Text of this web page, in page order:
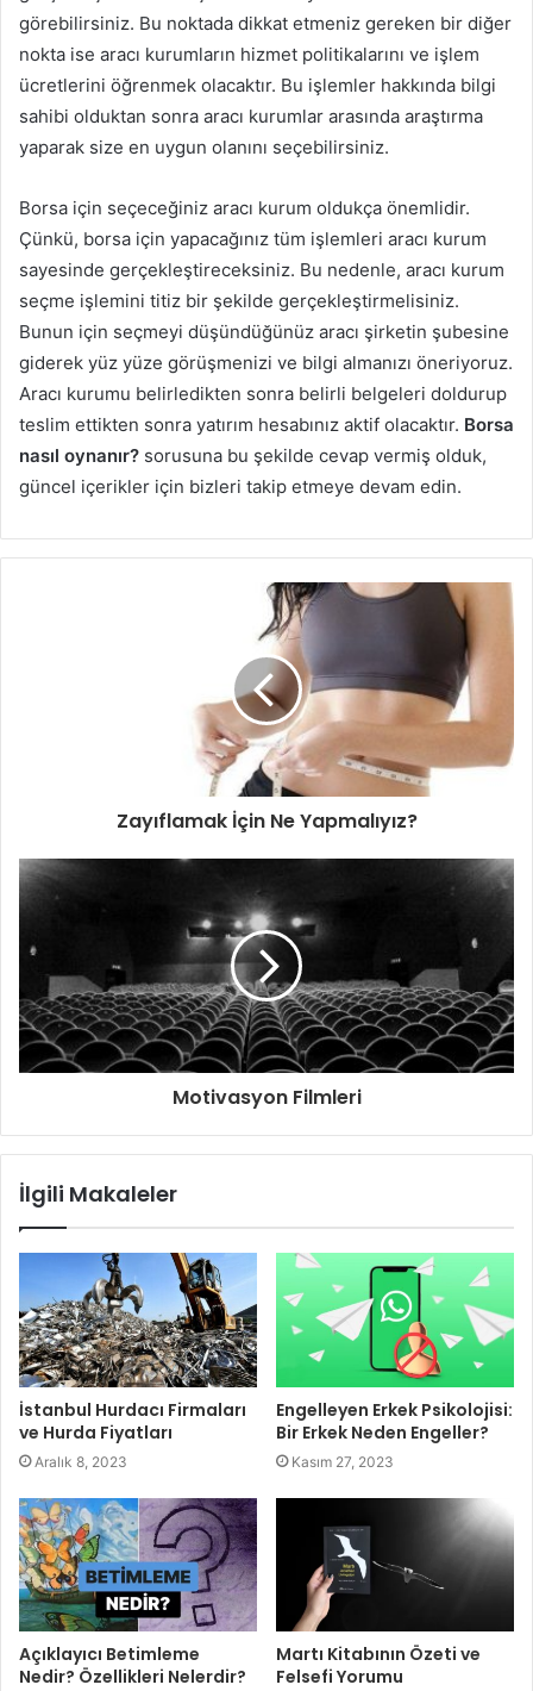
görebilirsiniz. Bu noktada dikkat etmeniz gereken bir diğer
nokta ise aracı kurumların hizmet politikalarını ve işlem
ücretlerini öğrenmek olacaktır. Bu işlemler hakkında bilgi
sahibi olduktan sonra aracı kurumlar arasında araştırma
yaparak size en uygun olanını seçebilirsiniz.
Borsa için seçeceğiniz aracı kurum oldukça önemlidir.
Çünkü, borsa için yapacağınız tüm işlemleri aracı kurum
sayesinde gerçekleştireceksiniz. Bu nedenle, aracı kurum
seçme işlemini titiz bir şekilde gerçekleştirmelisiniz.
Bunun için seçmeyi düşündüğünüz aracı şirketin şubesine
giderek yüz yüze görüşmenizi ve bilgi almanızı öneriyoruz.
Aracı kurumu belirledikten sonra belirli belgeleri doldurup
teslim ettikten sonra yatırım hesabınız aktif olacaktır. Borsa
nasıl oynanır? sorusuna bu şekilde cevap vermiş olduk,
güncel içerikler için bizleri takip etmeye devam edin.
Zayıflamak İçin Ne Yapmalıyız?
Motivasyon Filmleri
İlgili Makaleler
İstanbul Hurdacı Firmaları
ve Hurda Fiyatları
Aralık 8, 2023
Engelleyen Erkek Psikolojisi:
Bir Erkek Neden Engeller?
Kasım 27, 2023
Açıklayıcı Betimleme
Nedir? Özellikleri Nelerdir?
Martı Kitabının Özeti ve
Felsefi Yorumu